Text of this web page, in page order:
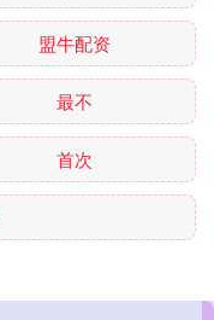
盟牛配资
最不
首次